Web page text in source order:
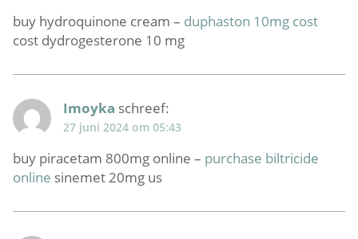
buy hydroquinone cream – duphaston 10mg cost
cost dydrogesterone 10 mg
Imoyka schreef:
27 juni 2024 om 05:43
buy piracetam 800mg online – purchase biltricide
online sinemet 20mg us